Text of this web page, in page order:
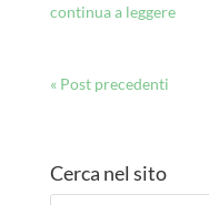
continua a leggere
« Post precedenti
Cerca nel sito